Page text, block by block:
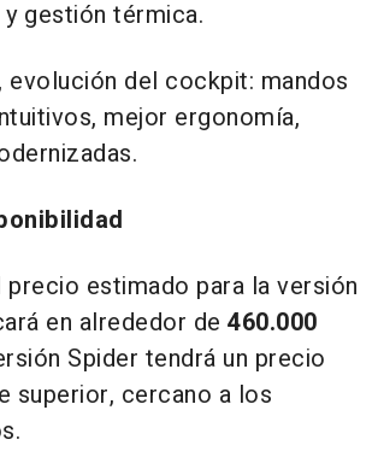
gestión térmica.
evolución del cockpit: mandos
mejor ergonomía,
precio estimado para la versión
en alrededor de 460.000
Spider tendrá un precio
superior, cercano a los